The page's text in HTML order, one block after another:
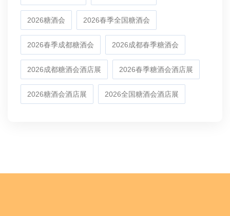
2026糖酒会 2026春季全国糖酒会
2026春季成都糖酒会 2026成都春季糖酒会
2026成都糖酒会酒店展 2026春季糖酒会酒店展
2026糖酒会酒店展 2026全国糖酒会酒店展